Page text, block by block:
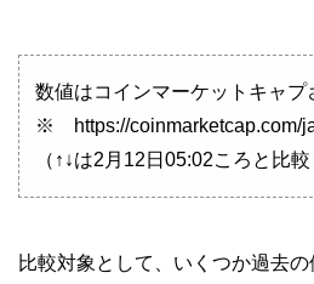
数値はコインマーケットキャプ
※ https://coinmarketcap.com/
（↑↓は2月12日05:02ころと比較
比較対象として、いくつか過去の